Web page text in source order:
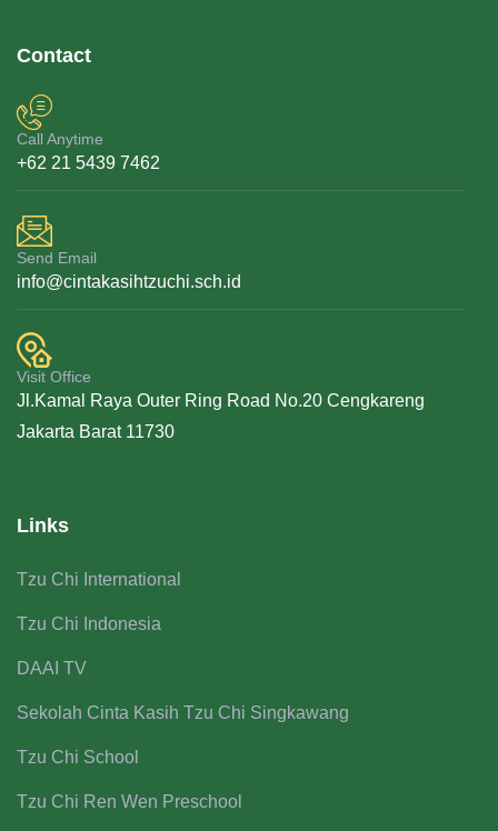
Contact
Call Anytime
+62 21 5439 7462
Send Email
info@cintakasihtzuchi.sch.id
Visit Office
Jl.Kamal Raya Outer Ring Road No.20 Cengkareng
Jakarta Barat 11730
Links
Tzu Chi International
Tzu Chi Indonesia
DAAI TV
Sekolah Cinta Kasih Tzu Chi Singkawang
Tzu Chi School
Tzu Chi Ren Wen Preschool